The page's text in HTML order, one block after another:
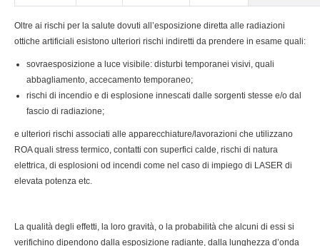
Oltre ai rischi per la salute dovuti all’esposizione diretta alle radiazioni
ottiche artificiali esistono ulteriori rischi indiretti da prendere in esame quali:
sovraesposizione a luce visibile: disturbi temporanei visivi, quali
abbagliamento, accecamento temporaneo;
rischi di incendio e di esplosione innescati dalle sorgenti stesse e/o dal
fascio di radiazione;
e ulteriori rischi associati alle apparecchiature/lavorazioni che utilizzano
ROA quali stress termico, contatti con superfici calde, rischi di natura
elettrica, di esplosioni od incendi come nel caso di impiego di LASER di
elevata potenza etc.
La qualità degli effetti, la loro gravità, o la probabilità che alcuni di essi si
verifichino dipendono dalla esposizione radiante, dalla lunghezza d’onda